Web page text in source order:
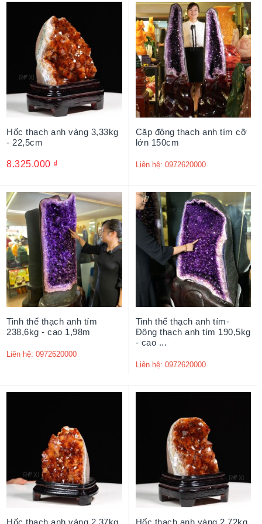
Hốc thạch anh vàng 3,33kg
- 22,5cm
8.325.000 ₫
Cặp động thạch anh tím cỡ
lớn 150cm
Liên hệ: 0972620000
Tinh thể thạch anh tím
238,6kg - cao 1,98m
Liên hệ: 0972620000
Tinh thể thạch anh tím-
Động thạch anh tím 190,5kg
- cao ...
Liên hệ: 0972620000
Hốc thạch anh vàng 2,37kg Hốc thạch anh vàng 2,72kg